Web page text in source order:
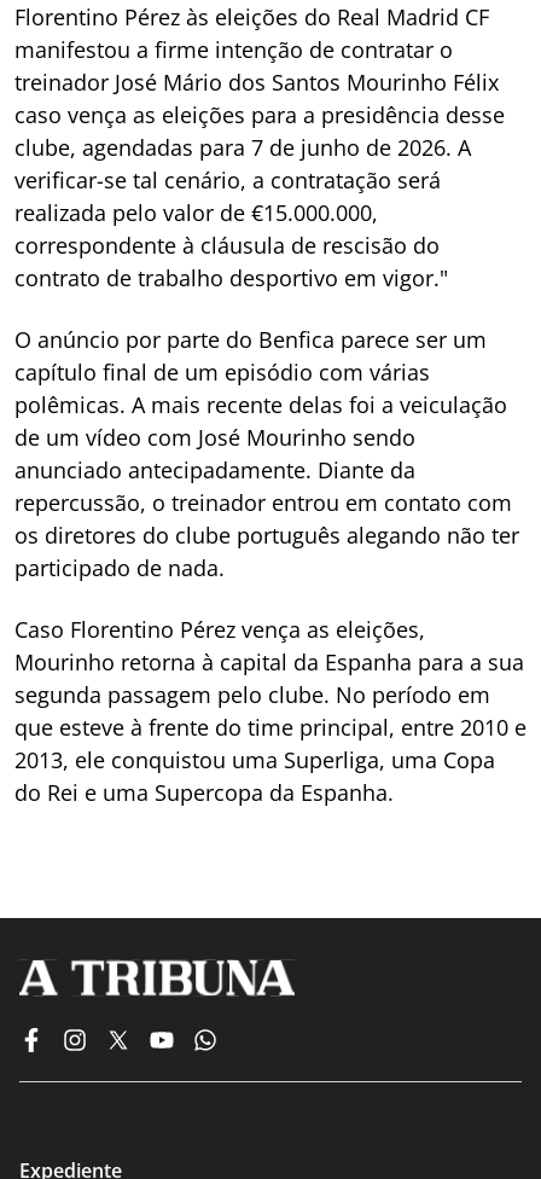
Florentino Pérez às eleições do Real Madrid CF
manifestou a firme intenção de contratar o
treinador José Mário dos Santos Mourinho Félix
caso vença as eleições para a presidência desse
clube, agendadas para 7 de junho de 2026. A
verificar-se tal cenário, a contratação será
realizada pelo valor de €15.000.000,
correspondente à cláusula de rescisão do
contrato de trabalho desportivo em vigor."
O anúncio por parte do Benfica parece ser um
capítulo final de um episódio com várias
polêmicas. A mais recente delas foi a veiculação
de um vídeo com José Mourinho sendo
anunciado antecipadamente. Diante da
repercussão, o treinador entrou em contato com
os diretores do clube português alegando não ter
participado de nada.
Caso Florentino Pérez vença as eleições,
Mourinho retorna à capital da Espanha para a sua
segunda passagem pelo clube. No período em
que esteve à frente do time principal, entre 2010 e
2013, ele conquistou uma Superliga, uma Copa
do Rei e uma Supercopa da Espanha.
Expediente